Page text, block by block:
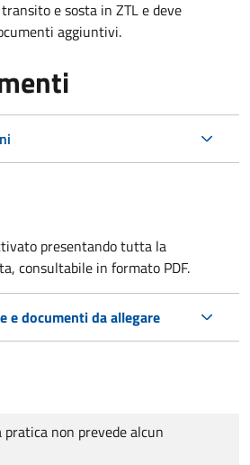
e sosta in ZTL e deve
aggiuntivi.
presentando tutta la
consultabile in formato PDF.
e documenti da allegare
non prevede alcun